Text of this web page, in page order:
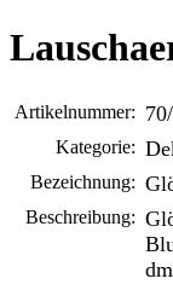
Artikelnummer:
Kategorie:
Bezeichnung:
Beschreibung: